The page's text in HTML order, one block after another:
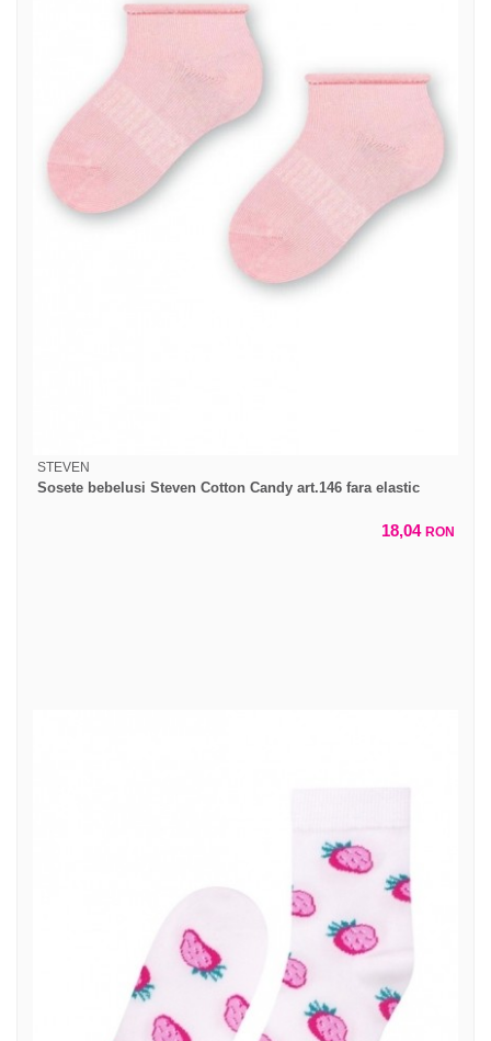
STEVEN
Sosete bebelusi Steven Cotton Candy art.146 fara elastic
18,04 RON